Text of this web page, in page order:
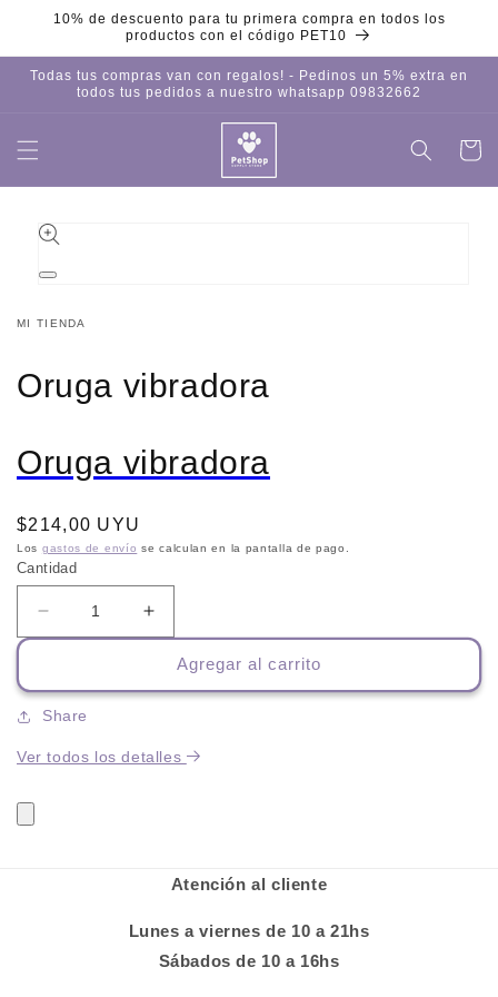
directamente
10% de descuento para tu primera compra en todos los
productos con el código PET10
Todas tus compras van con regalos! - Pedinos un 5% extra en
todos tus pedidos a nuestro whatsapp 09832662
Iniciar
sesión
Carrito
directamente
a la
del producto
Abrir
multimedia
1
ventana
modal
MI TIENDA
Oruga vibradora
Oruga vibradora
Precio
habitual
$214,00 UYU
Los gastos de envío se calculan en la pantalla de pago.
Cantidad
Reducir
cantidad
Oruga
vibradora
Aumentar
cantidad
para
Oruga
Agregar al carrito
Share
Ver todos los detalles
Atención al cliente
Lunes a viernes de 10 a 21hs
Sábados de 10 a 16hs